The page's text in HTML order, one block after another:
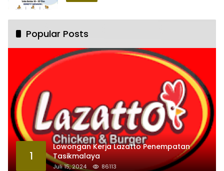
Popular Posts
1
Lowongan Kerja Lazatto Penempatan
Tasikmalaya
Juli 15, 2024 86113